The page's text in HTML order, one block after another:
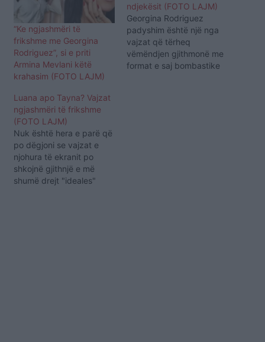
“Ke ngjashmëri të
frikshme me Georgina
Rodriguez”, si e priti
Armina Mevlani këtë
krahasim (FOTO LAJM)
ndjekësit (FOTO LAJM)
Georgina Rodriguez
padyshim është një nga
vajzat që tërheq
vëmëndjen gjithmonë me
format e saj bombastike
Luana apo Tayna? Vajzat
ngjashmëri të frikshme
(FOTO LAJM)
Nuk është hera e parë që
po dëgjoni se vajzat e
njohura të ekranit po
shkojnë gjithnjë e më
shumë drejt "ideales"